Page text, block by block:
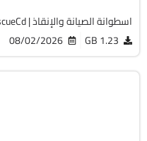
اسطوانة الصيانة والإنقاذ | SystemRescueCd
1.23 GB
08/02/2026